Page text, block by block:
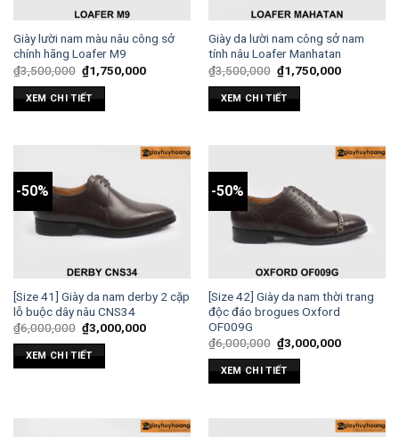
Giày lười nam màu nâu công sở
chính hãng Loafer M9
₫3,500,000 ₫1,750,000
XEM CHI TIẾT
Giày da lười nam công sở nam
tính nâu Loafer Manhatan
₫3,500,000 ₫1,750,000
XEM CHI TIẾT
-50%
[Size 41] Giày da nam derby 2 cặp
lỗ buộc dây nâu CNS34
₫6,000,000 ₫3,000,000
XEM CHI TIẾT
-50%
[Size 42] Giày da nam thời trang
độc đáo brogues Oxford
OF009G
₫6,000,000 ₫3,000,000
XEM CHI TIẾT